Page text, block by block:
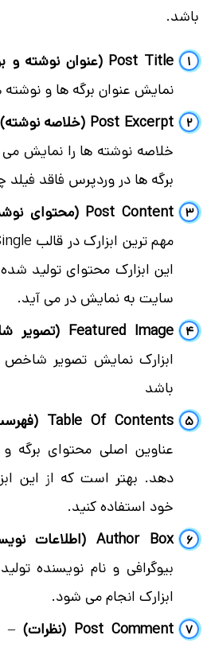
باشد.
Post Title (عنوان نوشته و برگه)
نمایش عنوان برگه ها و
Post Excerpt (خلاصه نوشته)
خلاصه نوشته ها را نمایش
برگه ها در وردپرس فاقد
Post Content (محتوای نوشته و برگه)
این ابزارک محتوای تولید
سایت به نمایش در می آید.
Featured Image (تصویر شاخص)
ابزارک نمایش تصویر
باشد
Table Of Contents (فهرست محتوا)
عناوین اصلی محتوای برگه
دهد. بهتر است که از این
خود استفاده کنید.
Author Box (اطلاعات نویسنده)
بیوگرافی و نام نویسنده
ابزارک انجام می شود.
Post Comment (نظرات)
–